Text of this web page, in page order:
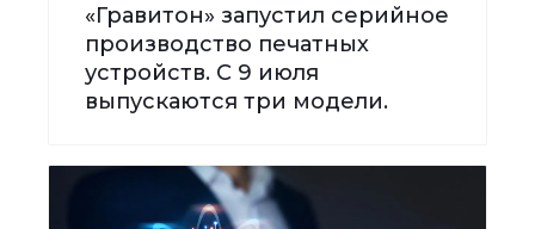
«Гравитон» запустил серийное
производство печатных
устройств. С 9 июля
выпускаются три модели.